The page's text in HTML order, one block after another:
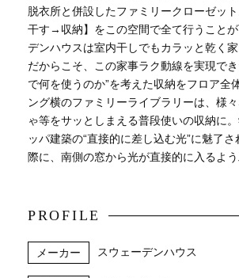
脱衣所と併設したファミリークローゼッ
干す→収納】をこの空間で全て行うこと
デンハウスは室内干しでもカラッと乾く
だからこそ、この家事ラク動線を実現でき
で何を使うのか”を考えた収納をフロア全
ング横のファミリーライブラリーは、様
ゃ等をサッとしまえる普段使いの収納に
ッパ建築の“直接的に差し込む光”に魅了
際に、南側の窓から光が直接的に入るよう
PROFILE
メーカー スウェーデンハウス